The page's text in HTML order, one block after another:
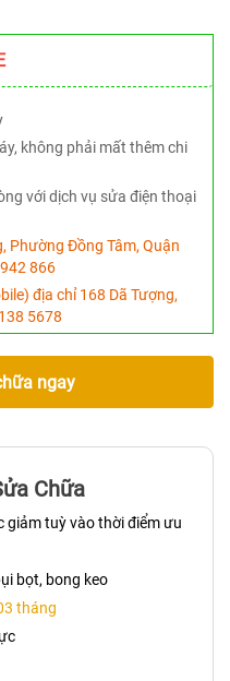
không phải mất thêm chi
với dịch vụ sửa điện thoại
Phường Đồng Tâm, Quận
866
địa chỉ 168 Dã Tượng,
5678
ngay
Chữa
giảm tuỳ vào thời điểm ưu
bọt, bong keo
tháng